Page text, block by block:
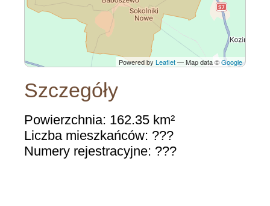
Powered by Leaflet— Map data ©Google
Szczegóły
Powierzchnia: 162.35 km²
Liczba mieszkańców: ???
Numery rejestracyjne: ???